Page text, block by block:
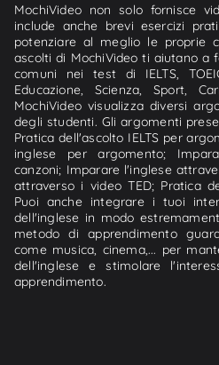
MochiVideo non solo fornisce
include anche brevi esercizi
potenziare al meglio le proprie
ascolti di MochiVideo ti aiutano a
comuni nei test di IELTS,
Educazione, Scienza, Sport,
MochiVideo visualizza diversi
degli studenti. Gli argomenti
Pratica dell'ascolto IELTS per
inglese per argomento;
canzoni; Imparare l'inglese
attraverso i video TED; Pratica
Puoi anche integrare i tuoi
dell'inglese in modo
metodo di apprendimento
come musica, cinema,... per
dell'inglese e stimolare
apprendimento.